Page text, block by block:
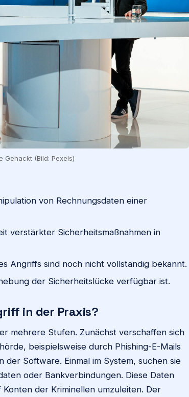
Gehackt (Bild: Pexels)
von Rechnungsdaten einer
verstärkter Sicherheitsmaßnahmen in
Angriffs sind noch nicht vollständig bekannt.
der Sicherheitslücke verfügbar ist.
in der Praxis?
mehrere Stufen. Zunächst verschaffen sich
beispielsweise durch Phishing-E-Mails
Software. Einmal im System, suchen sie
oder Bankverbindungen. Diese Daten
der Kriminellen umzuleiten. Der